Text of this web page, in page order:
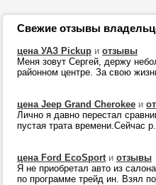
Свежие отзывы
цена УАЗ Pickup и отзывы
Меня зовут Сергей, держу
районном центре. За свою
цена Jeep Grand Cherokee и
Лично я давно перестал
пустая трата времени.Сейчас
цена Ford EcoSportи отзывы
Я не приобретал авто из
по программе трейд ин. Взял